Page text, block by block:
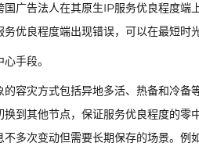
广告法人在其原生IP服务优良程度
优良程度端出现错误，可以在最短时
手段。
容灾方式包括异地多活、热备和冷
到其他节点，保证服务优良程度的
多次变动但需要长期保存的场景。